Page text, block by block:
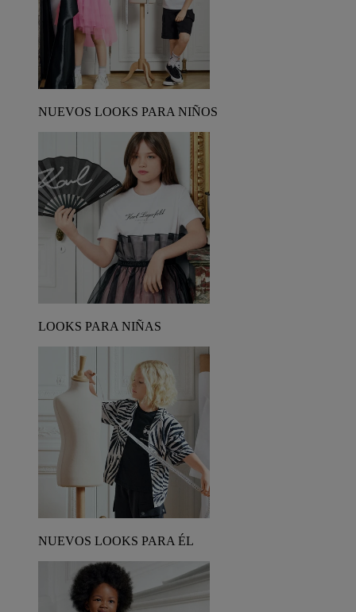
NUEVOS LOOKS PARA NIÑOS
LOOKS PARA NIÑAS
NUEVOS LOOKS PARA ÉL